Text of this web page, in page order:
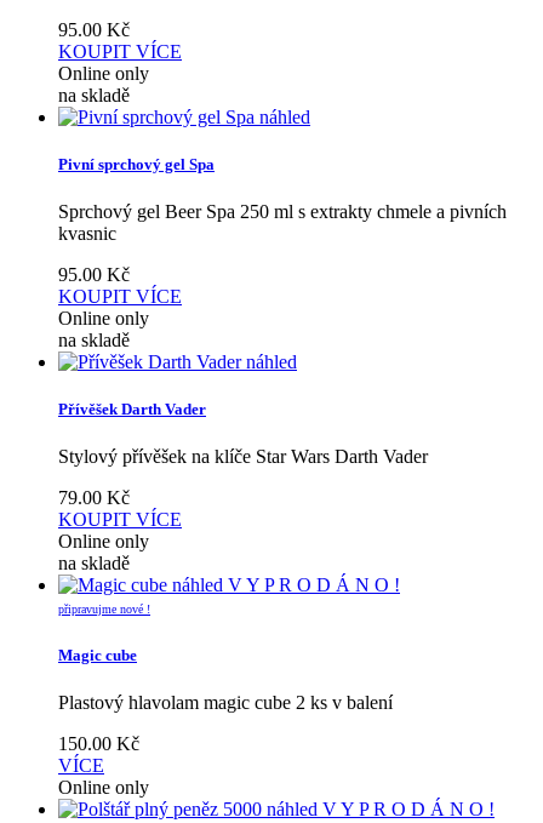
95.00 Kč
KOUPIT VÍCE
Online only
na skladě
náhled
Pivní sprchový gel Spa
Sprchový gel Beer Spa 250 ml s extrakty chmele a pivních
kvasnic
95.00 Kč
KOUPIT VÍCE
Online only
na skladě
náhled
Přívěšek Darth Vader
Stylový přívěšek na klíče Star Wars Darth Vader
79.00 Kč
KOUPIT VÍCE
Online only
na skladě
náhled V Y P R O D Á N O !
připravujme nové !
Magic cube
Plastový hlavolam magic cube 2 ks v balení
150.00 Kč
VÍCE
Online only
náhled V Y P R O D Á N O !